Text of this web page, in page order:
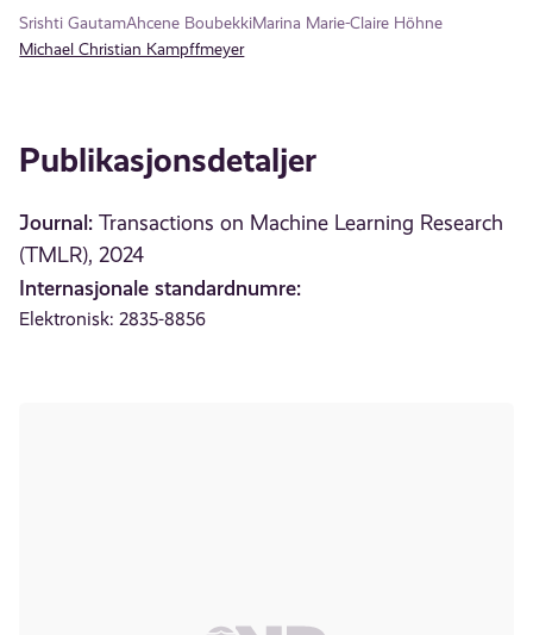
Srishti GautamAhcene BoubekkiMarina Marie-Claire Höhne
Michael Christian Kampffmeyer
Publikasjonsdetaljer
Journal: Transactions on Machine Learning Research
(TMLR), 2024
Internasjonale standardnumre:
Elektronisk: 2835-8856